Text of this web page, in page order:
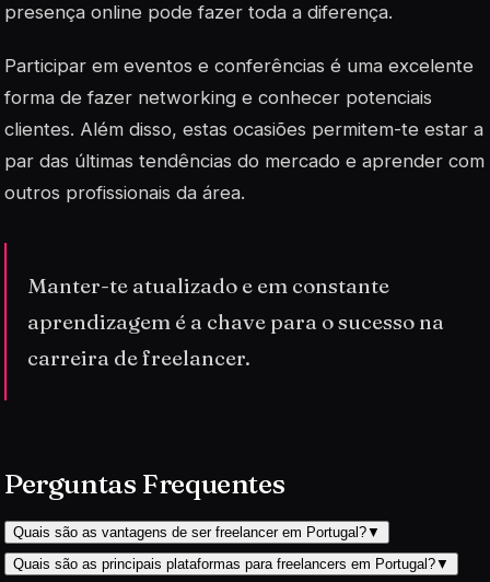
presença online pode fazer toda a diferença.
Participar em eventos e conferências é uma excelente
forma de fazer networking e conhecer potenciais
clientes. Além disso, estas ocasiões permitem-te estar a
par das últimas tendências do mercado e aprender com
outros profissionais da área.
Manter-te atualizado e em constante
aprendizagem é a chave para o sucesso na
carreira de freelancer.
Perguntas Frequentes
Quais são as vantagens de ser freelancer em Portugal?▼
Quais são as principais plataformas para freelancers em Portugal?▼